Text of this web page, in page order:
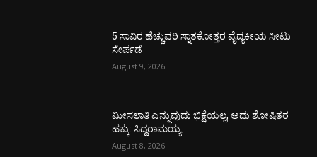
5 ಸಾವಿರ ಹೆಚ್ಚುವರಿ ಸ್ನಾತಕೋತ್ತರ ವೈದ್ಯಕೀಯ ಸೀಟು
ಸೇರ್ಪಡೆ
August 9, 2026
ಮೀಸಲಾತಿ ಎನ್ನುವುದು ಭಿಕ್ಷೆಯಲ್ಲ, ಅದು ಶೋಷಿತರ
ಹಕ್ಕು: ಸಿದ್ದರಾಮಯ್ಯ
August 8, 2026